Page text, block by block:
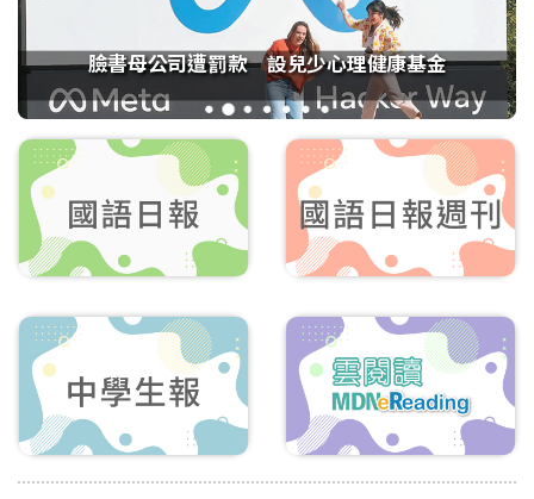
臉書母公司遭罰款 設兒少心理健康基金
1 3 4 5 6 7